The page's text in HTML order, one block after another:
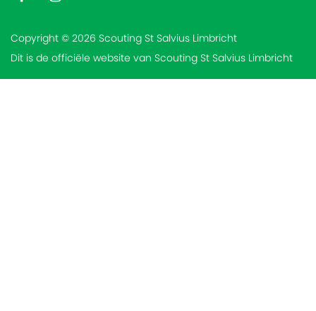
Copyright © 2026 Scouting St Salvius Limbricht
Dit is de officiële website van Scouting St Salvius Limbricht